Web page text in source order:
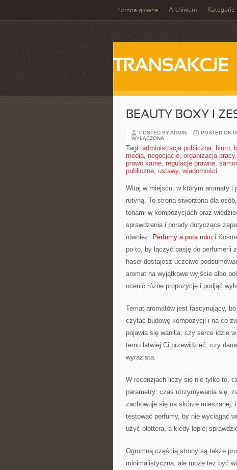
Strona główna Archiwum Kategorie
TRANSAKCJE
BEAUTY BOXY I
POSTED BY ADMIN POSTED ON
WYŁĄCZONA
Tagi: administracja publiczna, biuro,
media, negocjacje, organizacja pracy,
prawo karne, regulacje prawne,
publiczne, ustawy, wiadomości
Witaj w miejscu, w którym aromaty i
rutyną. To strona stworzona dla
tonami w kompozycjach oraz
sprawdzenia i porady dotyczące
również: Perfumy a pora roku i
po to, by łączyć pasję do perfumerii
haseł dostajesz uczciwe
aromat na wyjątkowe wyjście albo
ocenić różne propozycje i podjąć
Temat aromatów jest fascynujący,
czytać budowę kompozycji i na co
pojawia się wanilia; czy serce idzie
temu łatwiej Ci przewidzieć, czy
wyrazista.
W recenzjach liczy się nie tylko to,
parametry: czas utrzymywania się,
zachowuje się na skórze mieszanej,
testować perfumy, by nie wyciągać
użyć blottera, a kiedy lepiej
Ogromną częścią strony są także
minimalistyczna, ale może też być